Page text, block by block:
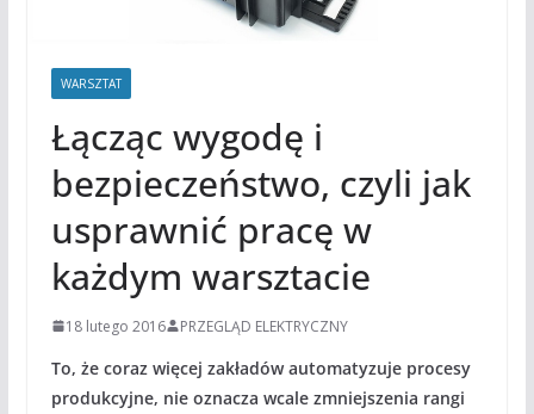
WARSZTAT
Łącząc wygodę i
bezpieczeństwo, czyli jak
usprawnić pracę w
każdym warsztacie
18 lutego 2016 PRZEGLĄD ELEKTRYCZNY
To, że coraz więcej zakładów automatyzuje procesy
produkcyjne, nie oznacza wcale zmniejszenia rangi